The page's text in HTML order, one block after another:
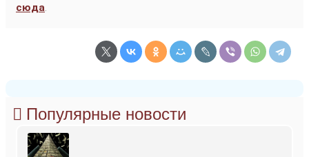
сюда.
Популярные новости